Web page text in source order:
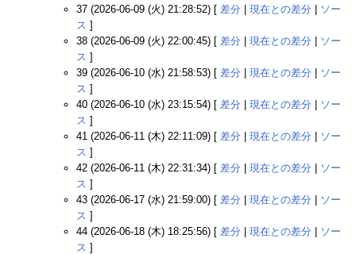
37 (2026-06-09 (火) 21:28:52) [ 差分 現在との差分
ソー
ス ]
38 (2026-06-09 (火) 22:00:45) [ 差分 現在との差分
ソー
ス ]
39 (2026-06-10 (水) 21:58:53) [ 差分 現在との差分
ソー
ス ]
40 (2026-06-10 (水) 23:15:54) [ 差分 現在との差分
ソー
ス ]
41 (2026-06-11 (木) 22:11:09) [ 差分 現在との差分
ソー
ス ]
42 (2026-06-11 (木) 22:31:34) [ 差分 現在との差分
ソー
ス ]
43 (2026-06-17 (水) 21:59:00) [ 差分 現在との差分
ソー
ス ]
44 (2026-06-18 (木) 18:25:56) [ 差分 現在との差分
ソー
ス ]